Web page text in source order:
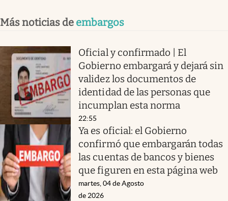
Más noticias de embargos
Oficial y confirmado | El
Gobierno embargará y dejará sin
validez los documentos de
identidad de las personas que
incumplan esta norma
22:55
Ya es oficial: el Gobierno
confirmó que embargarán todas
las cuentas de bancos y bienes
que figuren en esta página web
martes, 04 de Agosto
de 2026